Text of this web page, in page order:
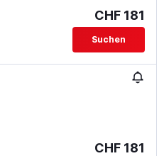
CHF 181
Suchen
CHF 181